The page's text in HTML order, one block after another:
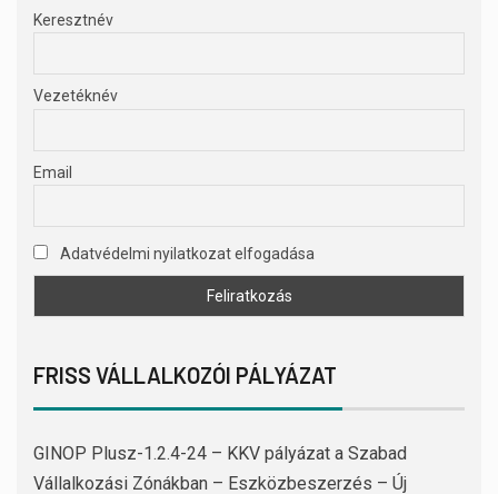
Keresztnév
Vezetéknév
Email
Adatvédelmi nyilatkozat elfogadása
FRISS VÁLLALKOZÓI PÁLYÁZAT
GINOP Plusz-1.2.4-24 – KKV pályázat a Szabad
Vállalkozási Zónákban – Eszközbeszerzés – Új